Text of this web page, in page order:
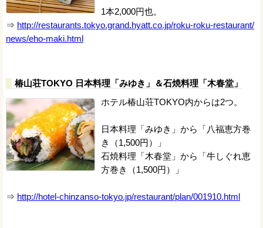
1本2,000円也。
⇒ http://restaurants.tokyo.grand.hyatt.co.jp/roku-roku-restaurant/
news/eho-maki.html
椿山荘TOKYO 日本料理「みゆき」＆石焼料理「木春堂」
ホテル椿山荘TOKYO内からは2つ。
日本料理「みゆき」から「八福恵方巻
き（1,500円）」
石焼料理「木春堂」から「牛しぐれ恵
方巻き（1,500円）」
⇒ http://hotel-chinzanso-tokyo.jp/restaurant/plan/001910.html